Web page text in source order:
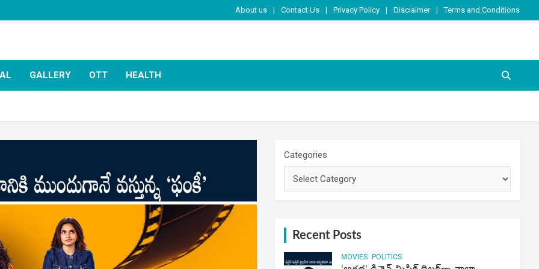
About us Contact Us Privacy Policy Disclaimer Terms and Conditions
GALLERY OTT HEALTH
Categories
Recent Posts
MOVIES POLITICS